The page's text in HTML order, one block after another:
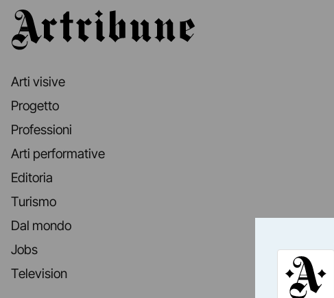
Artribune
Arti visive
Progetto
Professioni
Arti performative
Editoria
Turismo
Dal mondo
Jobs
Television